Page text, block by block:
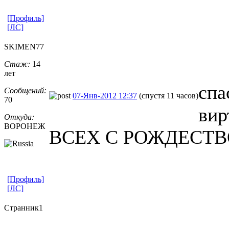
[Профиль]
[ЛС]
SKIMEN77
Стаж: 14
лет
Сообщений:
70
Откуда:
ВОРОНЕЖ
07-Янв-2012 12:37 (спустя 11 часов)
ВСЕХ С
[Профиль]
[ЛС]
Странник1